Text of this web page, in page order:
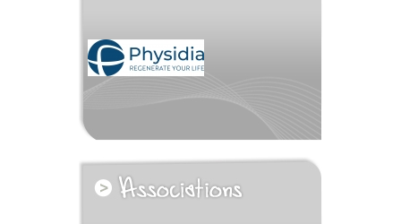
voir tous les partenaires